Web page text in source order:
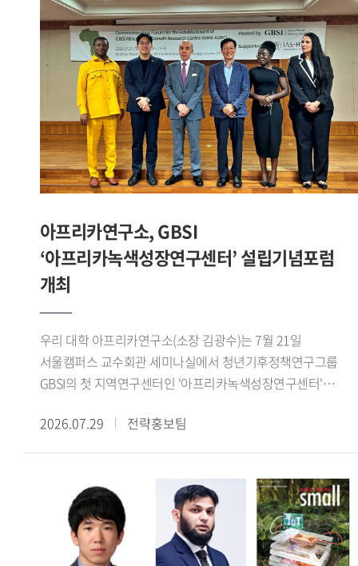
악화라는 새로운 도전에 직면해 있다고 진단했다. 그는 앞으로
한중관계가 '화이부동(和而不同)'의 자세로 할 말은 하되
협력할 부분은 협력하는 방향으로 나아가야 하며, 한미동맹을
중시하는 동시에 중국과의 관계도 소홀히 해서는 안 된다고
강조하며 강연을 마쳤다.국제지역연구센터
HK+국가전략사업단은 '초국적 협력과 소통의 모색: 통일 환경
조성을 위한 북방 문화 접점 확인과 문화 허브의 구축'을
아젠다로 다양한 연구를 수행하고 있다. 사업단은 북방지역을
둘러싼 국제정세와 문화 외교 안보를 아우르는 학제적 연구를
콜로키움을 개최하여 연구 성과를 공유하고 정책적 함의를
논의하는 학술 교류의 장을 이어가고 있다. (문의:
HK+국가전략사업단 02-2173-3417)
Gakuin University의 타카오 켄이치로(Takao Kenichiro)
교수가 'Global and Local Aspects of Islamophobia:
Comparison among the West, South Korea and
Japan'이라는 제목의 발표에서 테러나 치안 문제와 직접
연결되지 않은 채 형성되는 '테러 없는 이슬람혐오
(Islamophobia)' 현상에 대해 일본과 한국의 사례를 비교했다.
김은지 책임연구원은 'Representing Second-Generation
Arab Immigrants and Conditional Citizenship: A Study of
Multicultural Discourse in Korean Television Programs'라는
정체성과 소속 문제가 재현되는 방식을 분석하고, 이를 한국
사회의 국민 정체성과 다문화주의, 시민권의 경계와 연결하여
논의했다.Momoyama Gakuin University의 코이케 마코토
(Koike Makoto) 교수는 'Faith Across Borders: The
Transnational Expansion of Nahdlatul Ulama Networks in
East Asia'라는 제목의 발표에서 일본, 한국 대만에 형성
인도네시아 무슬림 공동체와 나흐다툴 울라마(Nahdatul
Ulama, 인도네시아에 기반을 둔 세계 최대 규모의 이슬람 단
이루어지는 숄라왓(Sholawat) 모임에 주목하여, 이러한 종교적
라운드테이블에서는 강원구 학술연구교수가 사회를 맡아
동아시아 무슬림의 이주와 정착, 정체성 및 사회적 수용에 관해
의견을 나눴으며, 향후 공동연구와 지속적인 학술 협력의
가능성을 모색했다. 해당 행사는 중동연구소 인문사회연구소
서아시아의 생태환경과 교역망이 티무르 제국의 형성에 어떠한
토대를 제공했는지를 살펴보는 방식으로 진행됐다.강연에서는
먼저 농경과 유목이 병존하는 목농복합구역 의 역사적
중요성을 살펴보고, 아무다리야강 유역의 트란스옥시아나와
호라산에서 차가타이 울루스의 유목 엘리트와 정주민 사회가
밀접하게 연결되어 있었음을 설명했다. 이어 14세기 중반
차아다이 울루스의 분열 이후 티무르가 차가타이계 정치
질서와 칭기스 왕조의 권위를 활용해 세력을 확대하고, 훌레구
울루스의 옛 영역까지 포괄하는 대차가타이 울루스 를
교역로의 재편으로 아제르바이잔이 새로운 정치 경제 중심지로
성장하자, 티무르가 이곳에 장기간 주둔하면서 계절 이동과
도시 지배를 결합하고 교역망 정비와 수로 건설을 추진한
사실을 살펴보았다. 이를 통해 티무르의 서방 진출은 단순한
군사 정복이 아니라 유목 생활권과 도시, 농업 생산지, 장거리
교역로를 연결하는 정치적 네트워크의 구축 과정이었음을
확인할 수 있었다.이번 워크숍은 티무르 제국의 성립을
정복전쟁이나 개인의 군사적 역량만으로 설명하지 않고,
재편이라는 관점에서 새롭게 조망한 자리였다. 또한
제국의 형성과 운영에 미친 영향을 폭넓게 이해하는 뜻깊은
시간이 되었다.
아프리카연구소, GBSI
‘아프리카녹색성장연구센터’ 설립기념포럼
개최
우리 대학 아프리카연구소(소장 김광수)는 7월 21일
서울캠퍼스 교수회관 세미나실에서 청년기후정책연구그룹
GBSI의 첫 지역연구센터인 '아프리카녹색성장연구센터'
아프리카 기후변화 대응 협력 방안을 모색하고 청년 세대의
역할을 논의하기 위해 마련됐으며, 주한 외교사절을 비롯한
참석해 다양한 의견을 나눴다.행사는 최영빈 GBSI 대표
(아프리카녹색성장연구센터장)의 개회사와 김광수
아프리카연구소장의 환영사로 시작됐다. 이어
주한아프리카외교단장인 샤픽 라사디(Chafik RACHADI)
2026.07.29 전략홍보팀